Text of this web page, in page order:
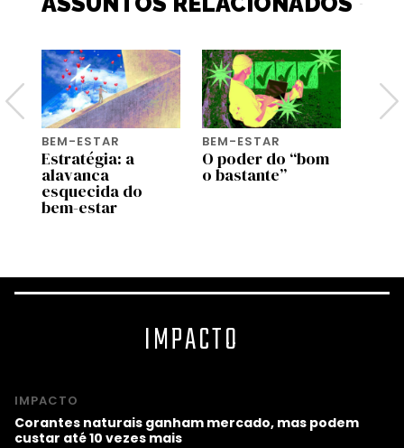
BEM-ESTAR
Estratégia: a
alavanca
esquecida do
bem-estar
BEM-ESTAR
O poder do “bom
o bastante”
IMPACTO
IMPACTO
Corantes naturais ganham mercado, mas podem
custar até 10 vezes mais